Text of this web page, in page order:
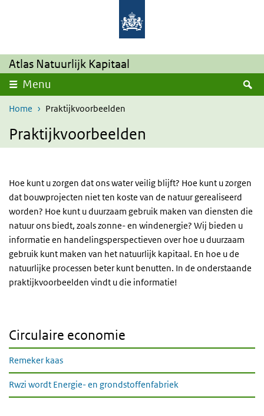
Overslaan en naar de inhoud gaan
Atlas Natuurlijk Kapitaal
Menu
Home Praktijkvoorbeelden
Praktijkvoorbeelden
Hoe kunt u zorgen dat ons water veilig blijft? Hoe kunt u zorgen
dat bouwprojecten niet ten koste van de natuur gerealiseerd
worden? Hoe kunt u duurzaam gebruik maken van diensten die
natuur ons biedt, zoals zonne- en windenergie? Wij bieden u
informatie en handelingsperspectieven over hoe u duurzaam
gebruik kunt maken van het natuurlijk kapitaal. En hoe u de
natuurlijke processen beter kunt benutten. In de onderstaande
praktijkvoorbeelden vindt u die informatie!
Circulaire economie
Remeker kaas
Rwzi wordt Energie- en grondstoffenfabriek